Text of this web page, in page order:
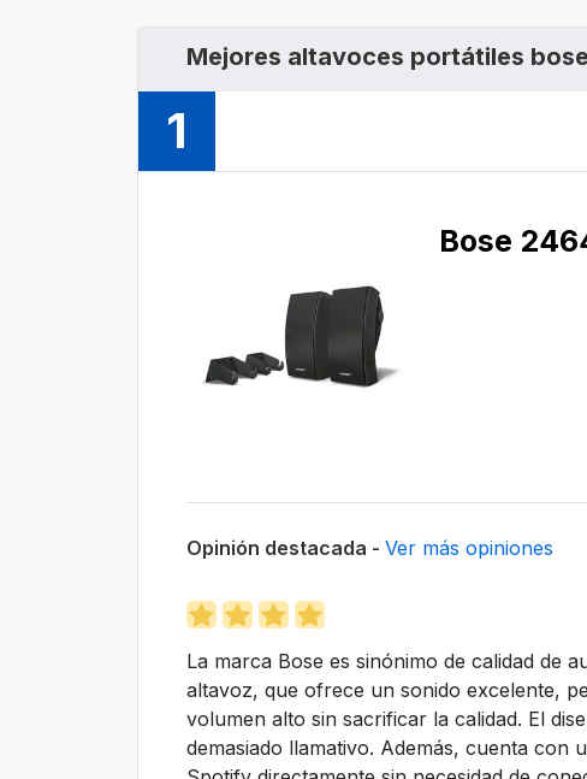
Mejores altavoces portátiles bose
1
Bose
Opinión destacada - Ver más opiniones
La marca Bose es sinónimo de calidad de
altavoz, que ofrece un sonido excelente,
volumen alto sin sacrificar la calidad. El
demasiado llamativo. Además, cuenta con